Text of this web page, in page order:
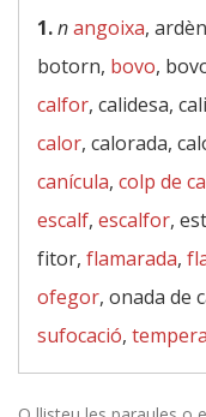
1.nangoixa,
botorn, bovo,
calfor, calidesa,
calor, calorada,
canícula, colp de
escalf, escalfor,
fitor, flamarada,
ofegor, onada de
sufocació,